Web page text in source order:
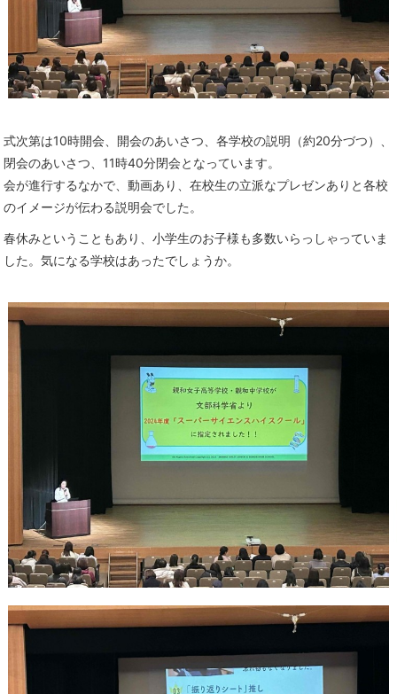
式次第は10時開会、開会のあいさつ、各学校の説明（約20分づつ）、
閉会のあいさつ、11時40分閉会となっています。
会が進行するなかで、動画あり、在校生の立派なプレゼンありと各校
のイメージが伝わる説明会でした。
春休みということもあり、小学生のお子様も多数いらっしゃっていま
した。気になる学校はあったでしょうか。